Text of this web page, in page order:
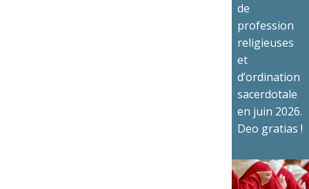
de
profession
religieuses
et
d’ordination
sacerdotale
en juin 2026.
Deo gratias !